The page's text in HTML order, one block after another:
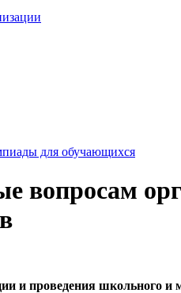
для обучающихся
вопросам
и проведения школьного и